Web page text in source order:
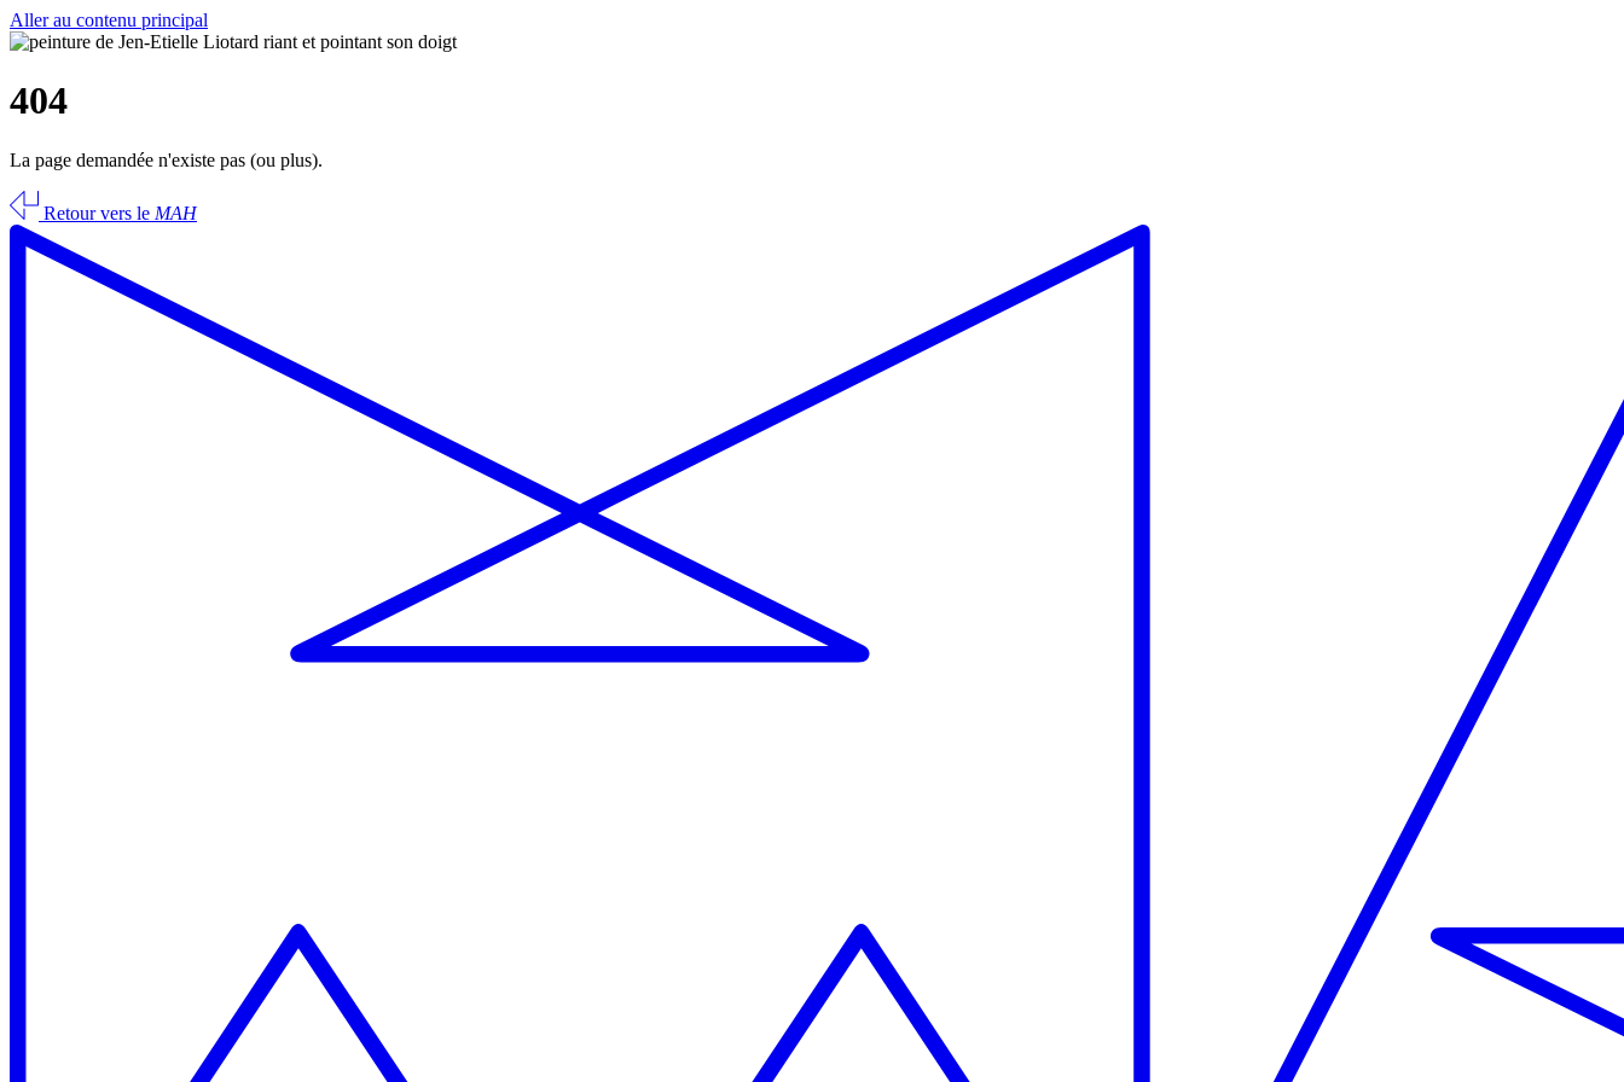
Aller au contenu principal
404
La page demandée n'existe pas (ou plus).
Retour vers le MAH